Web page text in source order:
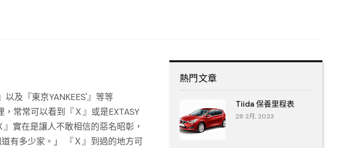
及『東京YANKEES'』等等
，常常可以看到『Ｘ』或是EXTASY
實在是讓人不敢相信的惡名昭彰，
有多少家。」 『Ｘ』到過的地方可
熱門文章
Tiida 保養里程表
28 2月, 2023